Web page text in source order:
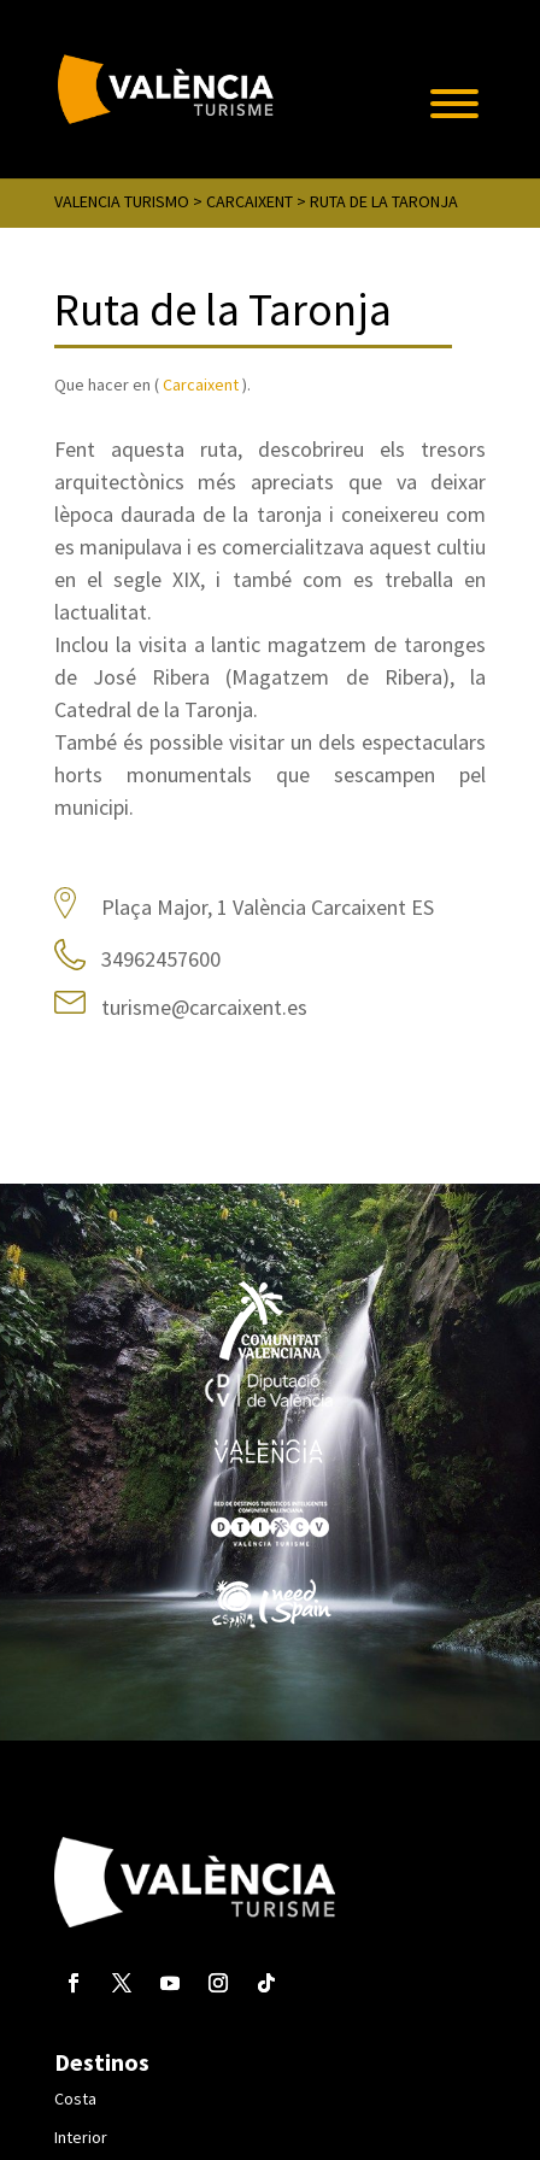
VALENCIA TURISMO > CARCAIXENT> RUTA DE LA TARONJA
Ruta de la Taronja
Que hacer en (Carcaixent).
Fent aquesta ruta, descobrireu els tresors
arquitectònics més apreciats que va deixar
lèpoca daurada de la taronja i coneixereu com
es manipulava i es comercialitzava aquest cultiu
en el segle XIX, i també com es treballa en
lactualitat.
Inclou la visita a lantic magatzem de taronges
de José Ribera (Magatzem de Ribera), la
Catedral de la Taronja.
També és possible visitar un dels espectaculars
horts monumentals que sescampen pel
municipi.
Plaça Major, 1 València Carcaixent ES
34962457600
turisme@carcaixent.es
Destinos
Costa
Interior